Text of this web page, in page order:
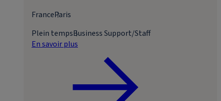
FranceParis
Plein tempsBusiness Support/Staff
En savoir plus